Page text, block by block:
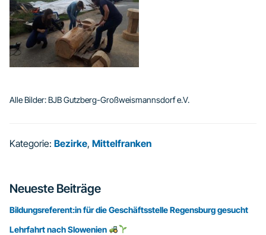
Alle Bilder: BJB Gutzberg-Großweismannsdorf e.V.
Kategorie: Bezirke, Mittelfranken
Seitenspalte
Neueste Beiträge
Bildungsreferent:in für die Geschäftsstelle Regensburg gesucht
Lehrfahrt nach Slowenien